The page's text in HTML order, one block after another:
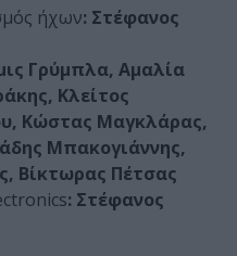
ήχων: Στέφανος
Γρύμπλα, Αμαλία
Κλείτος
Κώστας Μαγκλάρας,
Μπακογιάννης,
Βίκτωρας Πέτσας
: Στέφανος